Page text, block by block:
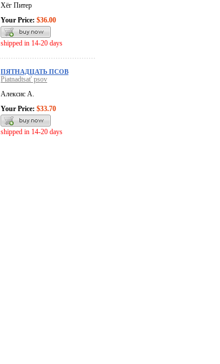
Хёг Питер
Your Price: $36.00
shipped in 14-20 days
ПЯТНАДЦАТЬ ПСОВ
Piatnadtsat' psov
Алексис А.
Your Price: $33.70
shipped in 14-20 days